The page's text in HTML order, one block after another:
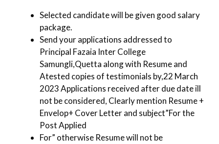
Selected candidate will be given good salary
package.
Send your applications addressed to
Principal Fazaia Inter College
Samungli,Quetta along with Resume and
Atested copies of testimonials by,22 March
2023 Applications received after due date ill
not be considered, Clearly mention Resume +
Envelop+ Cover Letter and subject”For the
Post Applied
For” otherwise Resume will not be